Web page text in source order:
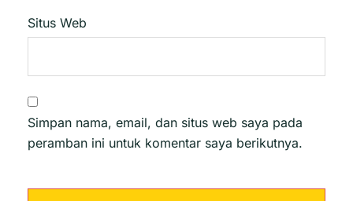
Situs Web
Simpan nama, email, dan situs web saya pada
peramban ini untuk komentar saya berikutnya.